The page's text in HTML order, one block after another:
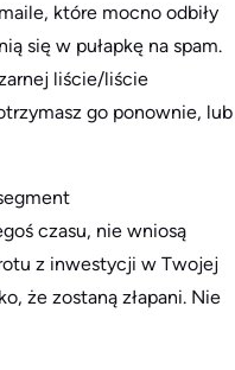
które mocno odbiły
się w pułapkę na spam.
liście/liście
go ponownie, lub
czasu, nie wniosą
z inwestycji w Twojej
że zostaną złapani. Nie